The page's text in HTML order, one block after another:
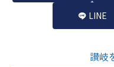
LINE
讃岐